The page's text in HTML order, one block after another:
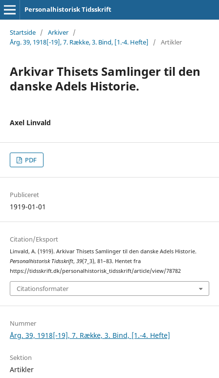
Personalhistorisk Tidsskrift
Startside / Arkiver /
Årg. 39, 1918[-19], 7. Række, 3. Bind, [1.-4. Hefte]
/ Artikler
Arkivar Thisets Samlinger til den
danske Adels Historie.
Axel Linvald
PDF
Publiceret
1919-01-01
Citation/Eksport
Linvald, A. (1919). Arkivar Thisets Samlinger til den danske Adels Historie.
Personalhistorisk Tidsskrift, 39(7_3), 81–83. Hentet fra
https://tidsskrift.dk/personalhistorisk_tidsskrift/article/view/78782
Citationsformater
Nummer
Årg. 39, 1918[-19], 7. Række, 3. Bind, [1.-4. Hefte]
Sektion
Artikler